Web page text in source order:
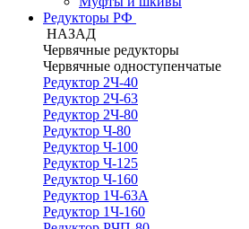
Редукторы РФ
НАЗАД
Червячные редукторы
Червячные одноступенчатые
Редуктор 2Ч-40
Редуктор 2Ч-63
Редуктор 2Ч-80
Редуктор Ч-80
Редуктор Ч-100
Редуктор Ч-125
Редуктор Ч-160
Редуктор 1Ч-63А
Редуктор 1Ч-160